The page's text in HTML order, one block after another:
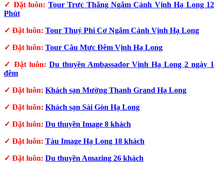
✓ Đặt luôn: Tour Trực Thăng Ngắm Cảnh Vịnh Hạ Long 12
Phút
✓ Đặt luôn: Tour Thuỷ Phi Cơ Ngắm Cảnh Vịnh Hạ Long
✓ Đặt luôn: Tour Câu Mực Đêm Vịnh Hạ Long
✓ Đặt luôn: Du thuyền Ambassador Vịnh Hạ Long 2 ngày 1
đêm
✓ Đặt luôn: Khách sạn Mường Thanh Grand Hạ Long
✓ Đặt luôn: Khách sạn Sài Gòn Hạ Long
✓ Đặt luôn: Du thuyền Image 8 khách
✓ Đặt luôn: Tàu Image Hạ Long 18 khách
✓ Đặt luôn: Du thuyền Amazing 26 khách